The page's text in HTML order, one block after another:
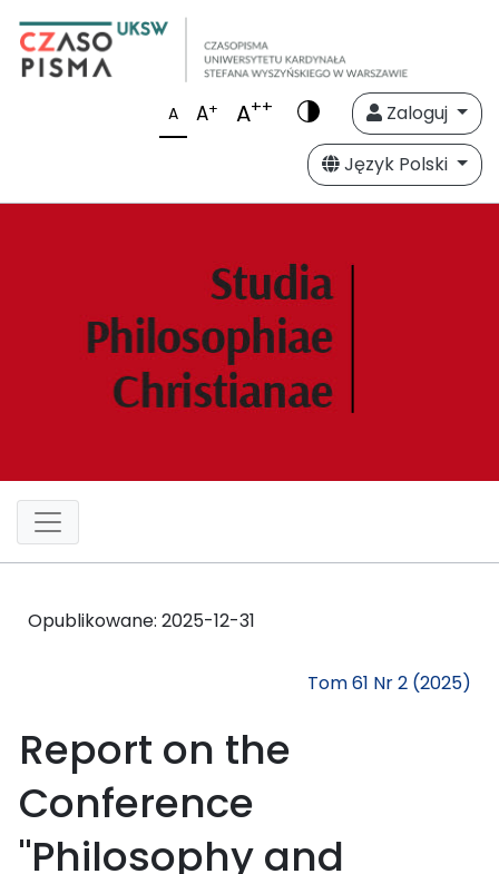
A A+ A++
Zaloguj
Język Polski
Opublikowane: 2025-12-31
Tom 61 Nr 2 (2025)
Report on the
Conference
"Philosophy and